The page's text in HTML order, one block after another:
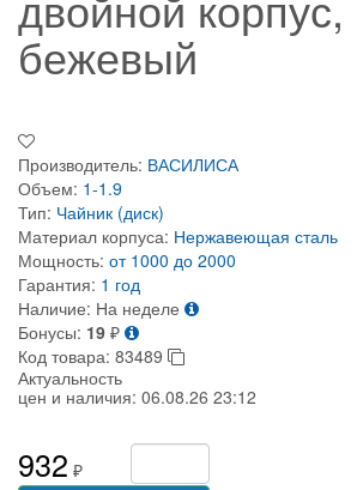
бежевый
Производитель: ВАСИЛИСА
Объем: 1-1.9
Тип: Чайник (диск)
Материал корпуса: Нержавеющая сталь
Мощность: от 1000 до 2000
Гарантия: 1 год
Наличие: На неделе
Бонусы: 19 ₽
Код товара: 83489
Актуальность
цен и наличия: 06.08.26 23:12
932 ₽